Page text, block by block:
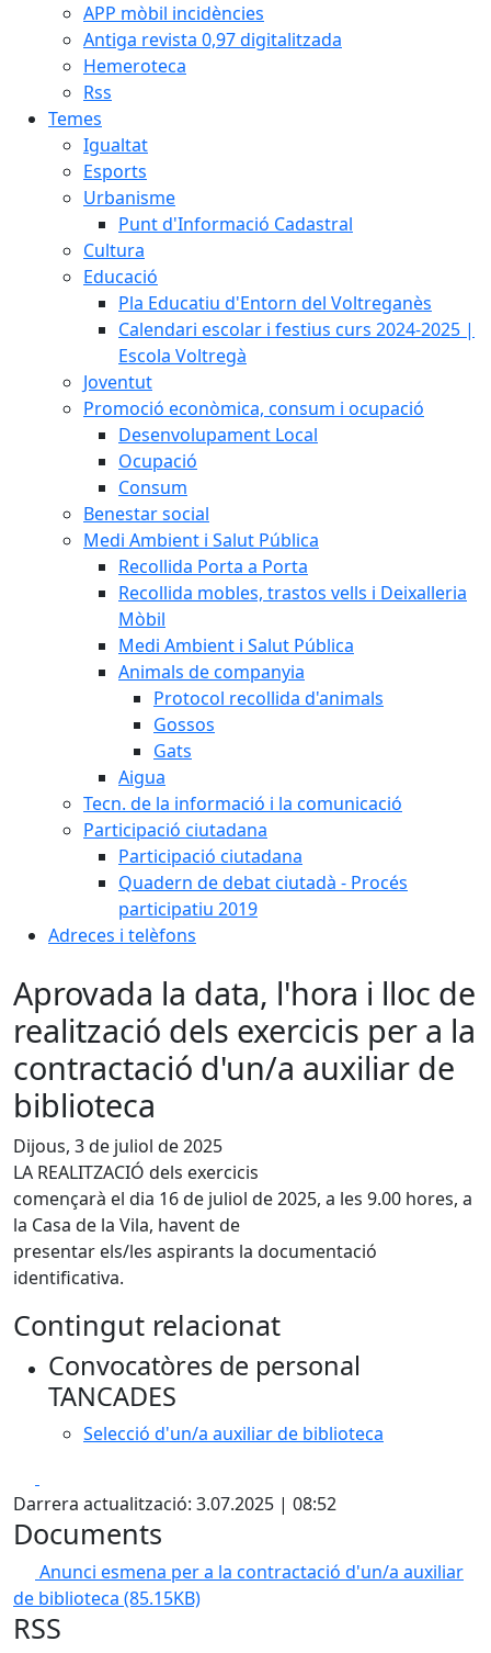
APP mòbil incidències
Antiga revista 0,97 digitalitzada
Hemeroteca
Rss
Temes
Igualtat
Esports
Urbanisme
Punt d'Informació Cadastral
Cultura
Educació
Pla Educatiu d'Entorn del Voltreganès
Calendari escolar i festius curs 2024-2025 |
Escola Voltregà
Joventut
Promoció econòmica, consum i ocupació
Desenvolupament Local
Ocupació
Consum
Benestar social
Medi Ambient i Salut Pública
Recollida Porta a Porta
Recollida mobles, trastos vells i Deixalleria
Mòbil
Medi Ambient i Salut Pública
Animals de companyia
Protocol recollida d'animals
Gossos
Gats
Aigua
Tecn. de la informació i la comunicació
Participació ciutadana
Participació ciutadana
Quadern de debat ciutadà - Procés
participatiu 2019
Adreces i telèfons
Aprovada la data, l'hora i lloc de
realització dels exercicis per a la
contractació d'un/a auxiliar de
biblioteca
Dijous, 3 de juliol de 2025
LA REALITZACIÓ dels exercicis
començarà el dia 16 de juliol de 2025, a les 9.00 hores, a
la Casa de la Vila, havent de
presentar els/les aspirants la documentació
identificativa.
Contingut relacionat
Convocatòres de personal
TANCADES
Selecció d'un/a auxiliar de biblioteca
Darrera actualització: 3.07.2025 | 08:52
Documents
Anunci esmena per a la contractació d'un/a auxiliar
de biblioteca (85.15KB)
RSS